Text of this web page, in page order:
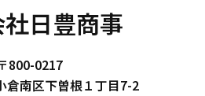
日豊商事
800-0217
倉南区下曽根１丁目7-2